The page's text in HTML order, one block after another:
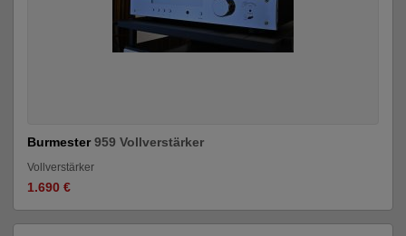
Burmester959 Vollverstärker
Vollverstärker
1.690 €